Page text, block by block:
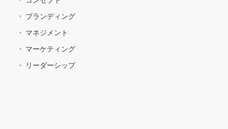
ブランディング
マネジメント
マーケティング
リーダーシップ